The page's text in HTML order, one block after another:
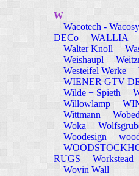
W
Wacotech -
DECo
WALLIA
Walter Knoll
Weishaupl
Westeifel Werke
WIENER GTV
Wilde + Spieth
Willowlamp
Wittmann
Woka
Woodesign
RUGS
Workstead
Wovin Wall